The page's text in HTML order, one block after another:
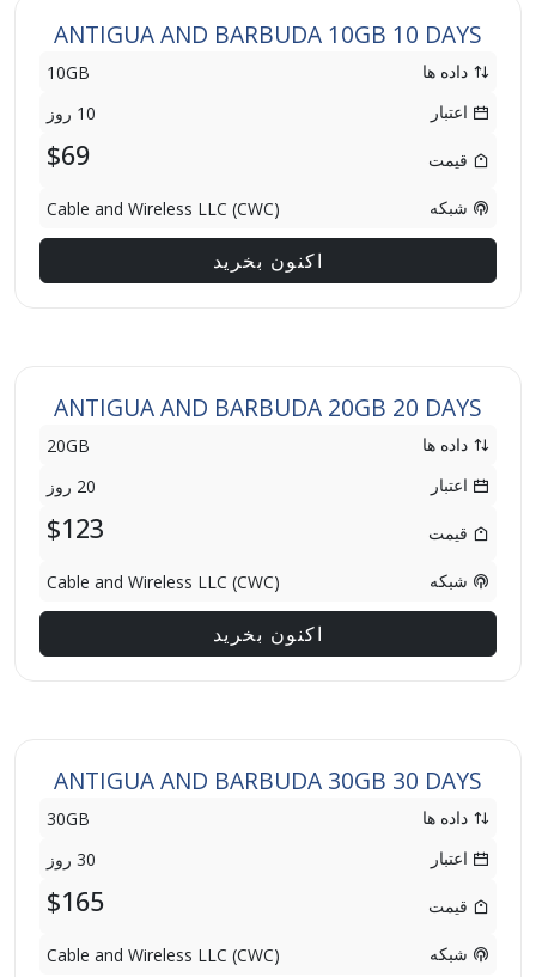
ANTIGUA AND BARBUDA 10GB 10 DAYS
داده ها
10GB
اعتبار
10 روز
قیمت $69
شبکه Cable and Wireless LLC (CWC)
اکنون بخرید
ANTIGUA AND BARBUDA 20GB 20 DAYS
داده ها
20GB
اعتبار
20 روز
قیمت $123
شبکه Cable and Wireless LLC (CWC)
اکنون بخرید
ANTIGUA AND BARBUDA 30GB 30 DAYS
داده ها
30GB
اعتبار
30 روز
قیمت $165
شبکه Cable and Wireless LLC (CWC)